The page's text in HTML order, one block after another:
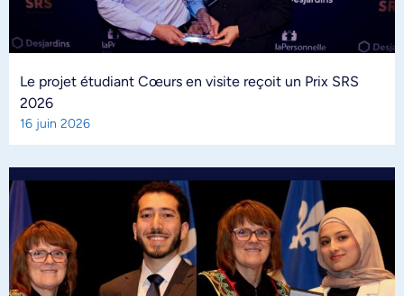
Le projet étudiant Cœurs en visite reçoit un Prix SRS
2026
16 juin 2026